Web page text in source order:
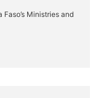
Ministries and